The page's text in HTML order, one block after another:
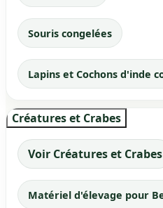
Souris congelées
Lapins et Cochons d'inde
Créatures et Crabes
Voir Créatures et Crabes
Matériel d'élevage pour